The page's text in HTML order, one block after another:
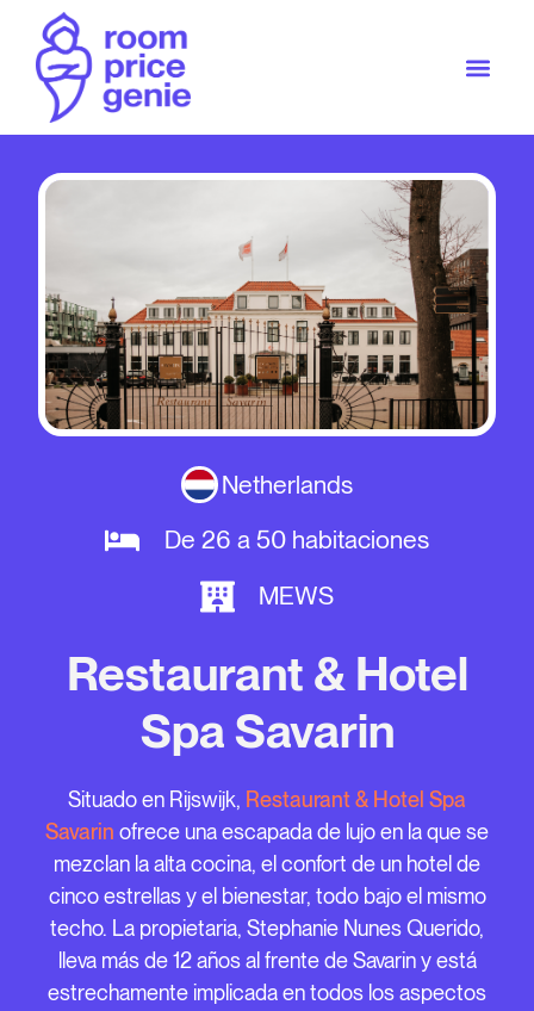
Restaurant & Hotel
Spa Savarin
Situado en Rijswijk, Restaurant & Hotel Spa
Savarin ofrece una escapada de lujo en la que se
mezclan la alta cocina, el confort de un hotel de
cinco estrellas y el bienestar, todo bajo el mismo
techo. La propietaria, Stephanie Nunes Querido,
lleva más de 12 años al frente de Savarin y está
estrechamente implicada en todos los aspectos
Netherlands
De 26 a 50 habitaciones
MEWS